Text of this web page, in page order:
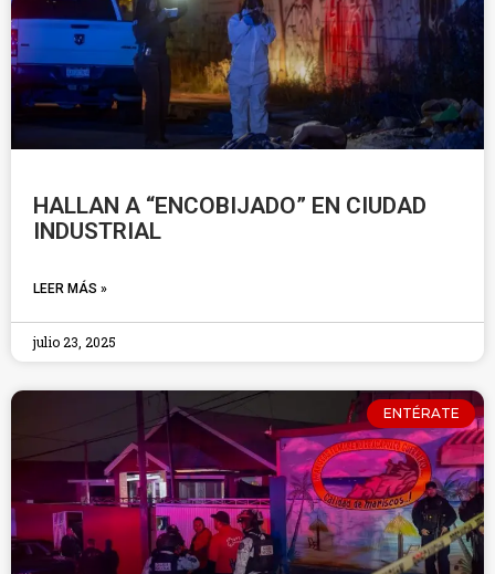
HALLAN A “ENCOBIJADO” EN CIUDAD
INDUSTRIAL
LEER MÁS »
julio 23, 2025
ENTÉRATE